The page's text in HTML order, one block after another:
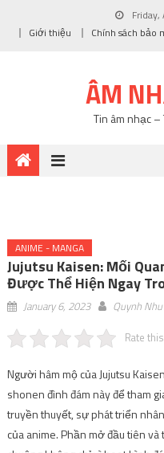
Giới thiệu
Chính sách bảo
ÂM
Tin âm nhạc
ANIME - MANGA
Jujutsu Kaisen: Mối
Được Thể Hiện Ngay
January 6, 2023 Quynh Nhu
Rate
Người hâm mộ của Jujutsu
shonen đình đám này để tham
truyền thuyết, sự phát triển
của anime. Phần mở đầu tiên